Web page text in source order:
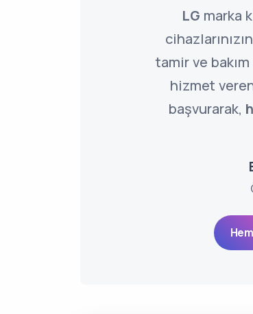
LG marka
tamir ve
hizmet
başvurarak,